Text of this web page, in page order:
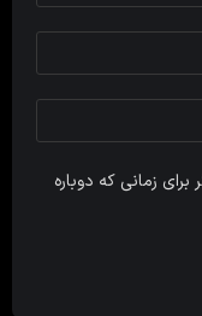
زمانی که دوباره